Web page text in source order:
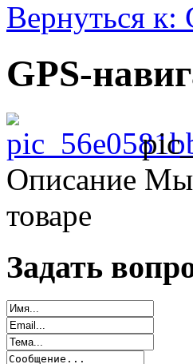
Вернуться к:
GPS-
Описание Мы
товаре
Задать